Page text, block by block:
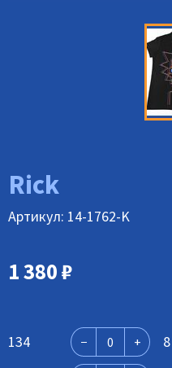
Rick
Артикул: 14-1762-K
1 380₽
134